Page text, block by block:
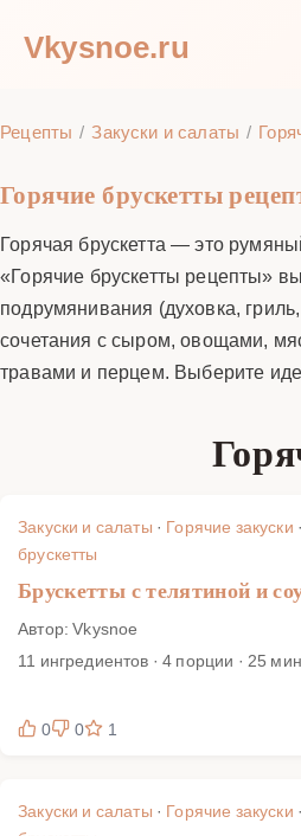
Vkysnoe.ru
Рецепты Закуски и салаты
Горячие брускетты
Горячая брускетта — это
«Горячие брускетты рецепты»
подрумянивания (духовка,
сочетания с сыром, овощами,
травами и перцем. Выберите
Закуски и салаты · Горячие закуски ·
брускетты
Брускетты с телятиной и
Автор: Vkysnoe
11 ингредиентов · 4 порции · 25 мин
0 0 1
Закуски и салаты · Горячие закуски ·